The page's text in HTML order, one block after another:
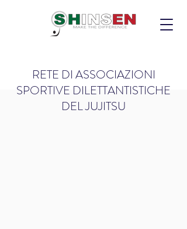
RETE DI ASSOCIAZIONI
SPORTIVE DILETTANTISTICHE
DEL JUJITSU